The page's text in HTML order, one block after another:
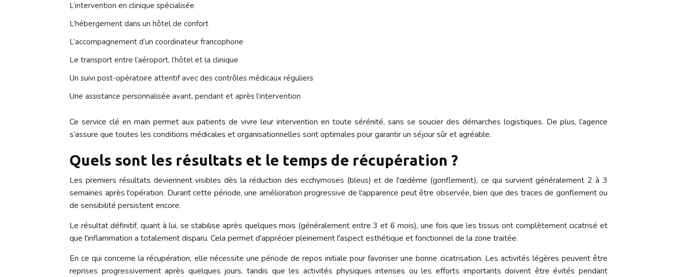
L’intervention en clinique spécialisée
L’hébergement dans un hôtel de confort
L’accompagnement d’un coordinateur francophone
Le transport entre l’aéroport, l’hôtel et la clinique
Un suivi post-opératoire attentif avec des contrôles médicaux réguliers
Une assistance personnalisée avant, pendant et après l’intervention
Ce service clé en main permet aux patients de vivre leur intervention en toute sérénité, sans se soucier des démarches logistiques. De plus, l’agence
s’assure que toutes les conditions médicales et organisationnelles sont optimales pour garantir un séjour sûr et agréable.
Quels sont les résultats et le temps de récupération ?
Les premiers résultats deviennent visibles dès la réduction des ecchymoses (bleus) et de l'œdème (gonflement), ce qui survient généralement 2 à 3
semaines après l'opération. Durant cette période, une amélioration progressive de l'apparence peut être observée, bien que des traces de gonflement ou
de sensibilité persistent encore.
Le résultat définitif, quant à lui, se stabilise après quelques mois (généralement entre 3 et 6 mois), une fois que les tissus ont complètement cicatrisé et
que l'inflammation a totalement disparu. Cela permet d'apprécier pleinement l'aspect esthétique et fonctionnel de la zone traitée.
En ce qui concerne la récupération, elle nécessite une période de repos initiale pour favoriser une bonne cicatrisation. Les activités légères peuvent être
reprises progressivement après quelques jours, tandis que les activités physiques intenses ou les efforts importants doivent être évités pendant